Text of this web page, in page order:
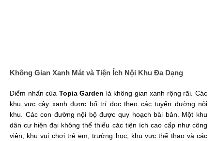
Không Gian Xanh Mát và Tiện Ích Nội Khu Đa Dạng
Điểm nhấn của Topia Garden là không gian xanh rộng rãi. Các
khu vực cây xanh được bố trí dọc theo các tuyến đường nội
khu. Các con đường nội bộ được quy hoạch bài bản. Một khu
dân cư hiện đại không thể thiếu các tiện ích cao cấp như công
viên, khu vui chơi trẻ em, trường học, khu vực thể thao và các